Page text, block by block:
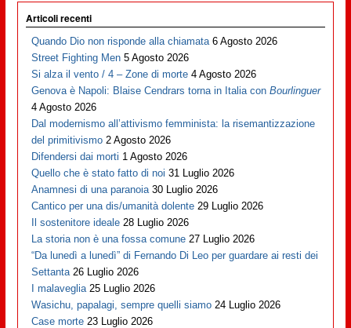
Articoli recenti
Quando Dio non risponde alla chiamata 6 Agosto 2026
Street Fighting Men 5 Agosto 2026
Si alza il vento / 4 – Zone di morte 4 Agosto 2026
Genova è Napoli: Blaise Cendrars torna in Italia conBourlinguer
4 Agosto 2026
Dal modernismo all’attivismo femminista: la risemantizzazione
del primitivismo 2 Agosto 2026
Difendersi dai morti 1 Agosto 2026
Quello che è stato fatto di noi 31 Luglio 2026
Anamnesi di una paranoia 30 Luglio 2026
Cantico per una dis/umanità dolente 29 Luglio 2026
Il sostenitore ideale 28 Luglio 2026
La storia non è una fossa comune 27 Luglio 2026
“Da lunedì a lunedì” di Fernando Di Leo per guardare ai resti dei
Settanta 26 Luglio 2026
I malaveglia 25 Luglio 2026
Wasichu, papalagi, sempre quelli siamo 24 Luglio 2026
Case morte 23 Luglio 2026